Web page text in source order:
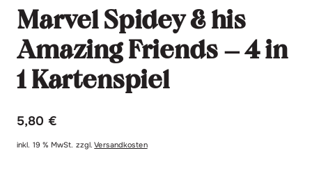
Spielkarten
Themenwelten
Beliebte Spiele
Klassische Spiele
Lernspiele
Blog
Service
Kundenservice
Feedback
Shop
Shopübersicht
Suchen, finden, spielen. Jetzt & hier.
Suchen
nach:
Marvel Spidey & his
Amazing Friends – 4 in
1 Kartenspiel
5,80 €
inkl. 19 % MwSt. zzgl.Versandkosten